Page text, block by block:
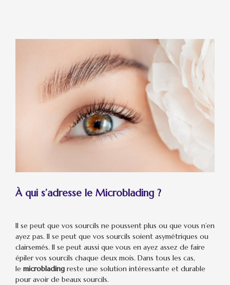
À qui s’adresse le Microblading ?
Il se peut que vos sourcils ne poussent plus ou que vous n’en
ayez pas. Il se peut que vos sourcils soient asymétriques ou
clairsemés. Il se peut aussi que vous en ayez assez de faire
épiler vos sourcils chaque deux mois. Dans tous les cas,
le microbladingreste une solution intéressante et durable
pour avoir de beaux sourcils.